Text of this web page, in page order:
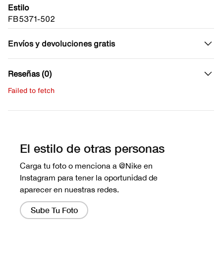
Estilo
FB5371-502
Envíos y devoluciones gratis
Reseñas (0)
Failed to fetch